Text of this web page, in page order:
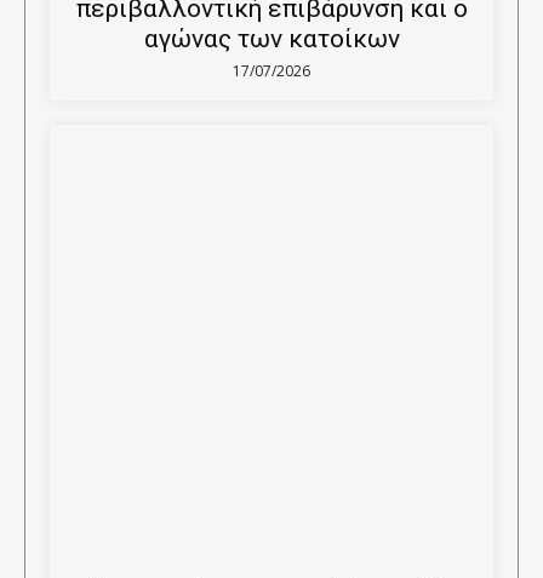
περιβαλλοντική επιβάρυνση και ο
αγώνας των κατοίκων
17/07/2026